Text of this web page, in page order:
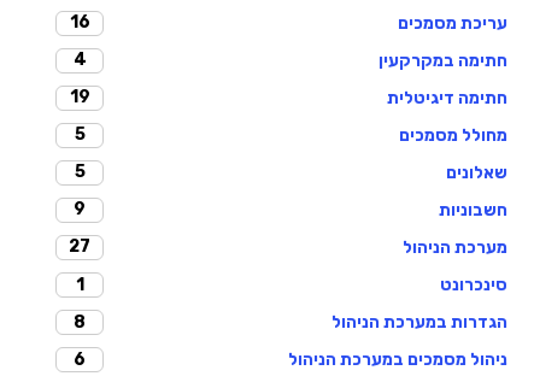
עריכת מסמכים
16
חתימה במקרקעין
4
חתימה דיגיטלית
19
מחולל מסמכים
5
שאלונים
5
חשבוניות
9
מערכת הניהול
27
סינכרונט
1
הגדרות במערכת הניהול
8
ניהול מסמכים במערכת הניהול
6